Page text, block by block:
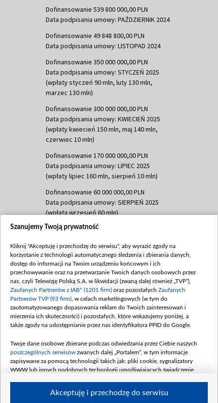
Dofinansowanie 539 800 000,00 PLN
Data podpisania umowy: PAŹDZIERNIK 2024
Dofinansowanie 49 848 800,00 PLN
Data podpisania umowy: LISTOPAD 2024
Dofinansowanie 350 000 000,00 PLN
Data podpisania umowy: STYCZEŃ 2025
(wpłaty styczeń 90 mln, luty 130 mln,
marzec 130 mln)
Dofinansowanie 300 000 000,00 PLN
Data podpisania umowy: KWIECIEŃ 2025
(wpłaty kwiecień 150 mln, maj 140 mln,
czerwiec 10 mln)
Dofinansowanie 170 000 000,00 PLN
Data podpisania umowy: LIPIEC 2025
(wpłaty lipiec 160 mln, sierpień 10 mln)
Dofinansowanie 60 000 000,00 PLN
Data podpisania umowy: SIERPIEŃ 2025
(wpłata wrzesień 60 mln)
Dofinansowanie 635 783 051,21 PLN
(wpłata wrzesień 100 mln, październik 350
mln, listopad 265 mln)
Dofinansowanie 48 862 000,00 PLN
Data podpisania umowy: GRUDZIEŃ 2025
(wpłata grudzień 60,548 mln)
Dofinansowanie 900 000 000,00 PLN
Data podpisania umowy: LUTY 2026 (wpłata
kwiecień 180 mln, 7 maja 180 mln, 8
czerwca 90 mln)
Dofinansowanie 250 000 000,00 PLN
4 sierpnia 250 mln
Szanujemy Twoją prywatność
Kliknij "Akceptuję i przechodzę do serwisu", aby wyrazić zgody na
korzystanie z technologii automatycznego śledzenia i zbierania danych,
dostęp do informacji na Twoim urządzeniu końcowym i ich
przechowywanie oraz na przetwarzanie Twoich danych osobowych przez
nas, czyli Telewizję Polską S.A. w likwidacji (zwaną dalej również „TVP”),
Zaufanych Partnerów z IAB* (1201 firm) oraz pozostałych Zaufanych
Partnerów TVP (93 firm) , w celach marketingowych (w tym do
zautomatyzowanego dopasowania reklam do Twoich zainteresowań i
mierzenia ich skuteczności) i pozostałych, które wskazujemy poniżej, a
także zgody na udostępnianie przez nas identyfikatora PPID do Google.
Twoje dane osobowe zbierane podczas odwiedzania przez Ciebie naszych
poszczególnych serwisów zwanych dalej „Portalem”, w tym informacje
zapisywane za pomocą technologii takich jak: pliki cookie, sygnalizatory
WWW lub innych podobnych technologii umożliwiających świadczenie
Akceptuję i przechodzę do serwisu